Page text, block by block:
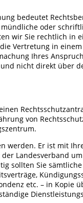
bedeutet
oder
wir Sie rechtlich in
Vertretung in
Ihres
nicht direkt über
von
werden. Er ist mit
Landesverband
sollten Sie
etc. – in Kopie